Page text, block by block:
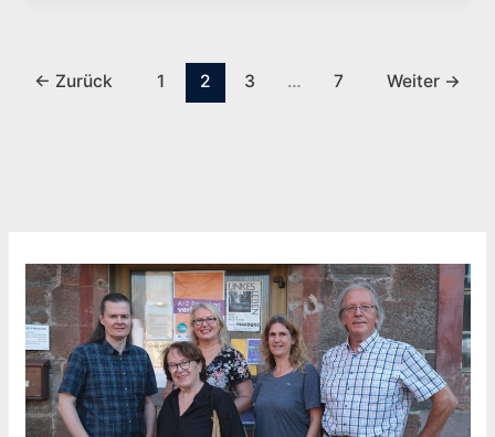
← Zurück 1 2 3 … 7 Weiter →